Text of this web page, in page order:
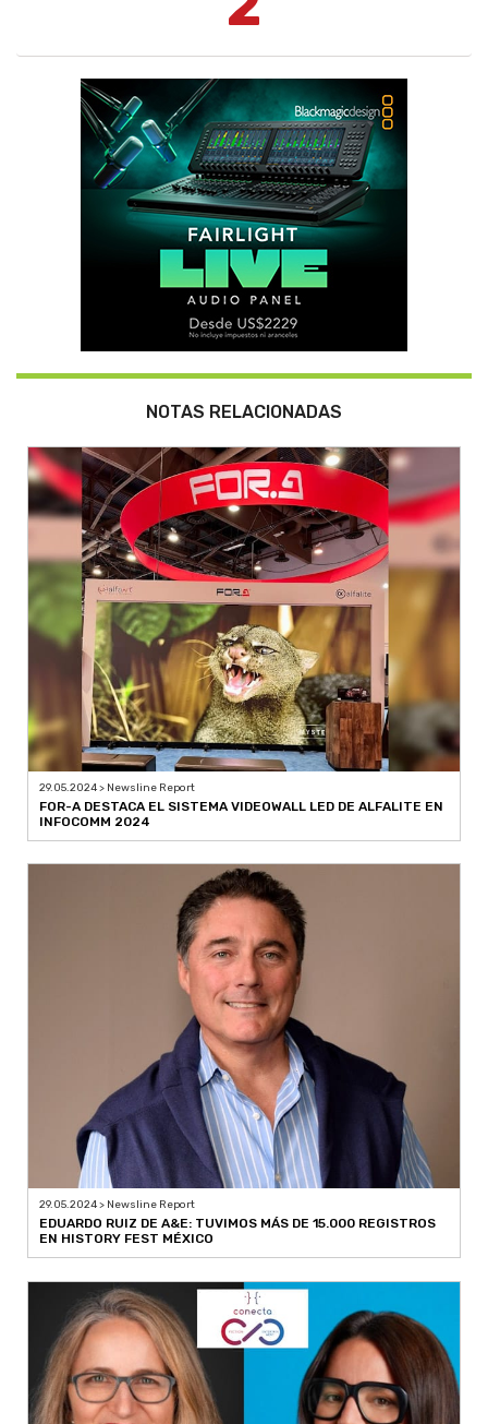
NOTAS RELACIONADAS
29.05.2024 > Newsline Report
FOR-A DESTACA EL SISTEMA VIDEOWALL LED DE ALFALITE EN
INFOCOMM 2024
29.05.2024 > Newsline Report
EDUARDO RUIZ DE A&E: TUVIMOS MÁS DE 15.000 REGISTROS
EN HISTORY FEST MÉXICO